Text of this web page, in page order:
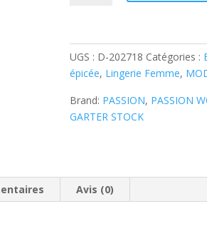
AVEC
JARRETIÈRE
BLANC
UGS : D-202718 Catégories :
épicée, Lingerie Femme,
Brand: PASSION, PASSION
GARTER STOCK
Avis (0)